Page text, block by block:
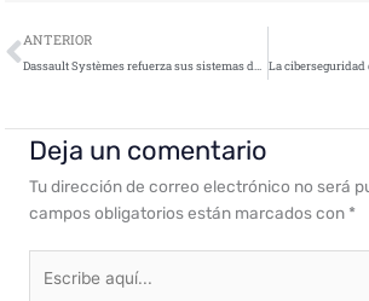
Ant
ANTERIOR
Dassault Systèmes refuerza sus sistemas de ingeniería física cibernética para lograr un mundo más seguro, más inteligente y conectado
Deja un comentario
Tu dirección de correo electrónico no será
campos obligatorios están marcados con *
aquí...